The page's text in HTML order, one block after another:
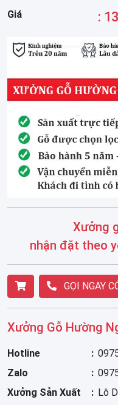
Giá
:
Xưởng
nhận đặt theo
GỌI NGAY
Xưởng Gỗ Hường
Hotline
Zalo
Xưởng Sản Xuất
Lô